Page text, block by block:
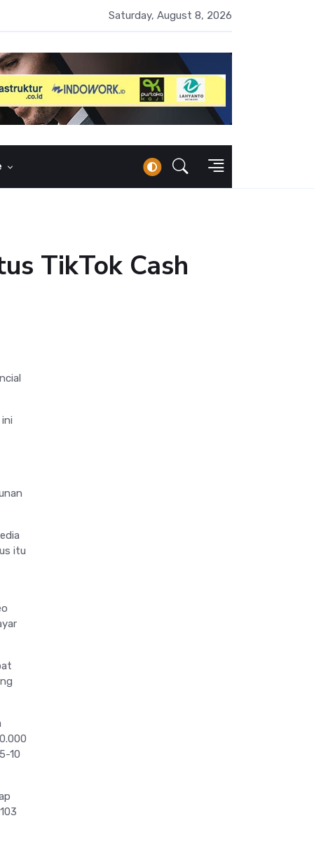
Naik 100 Bps, Destry Sebut Stabilitas Rupiah Jadi Prioritas
Saturday, August 8, 2026
TikTok Cash
itu
10